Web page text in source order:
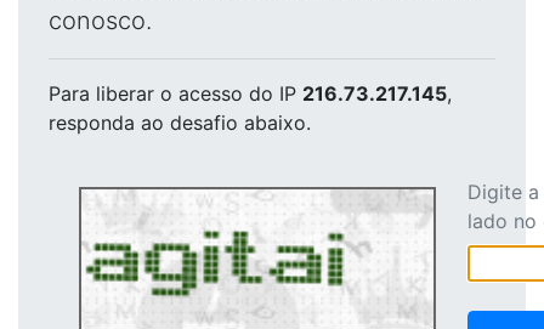
conosco.
Para liberar o acesso do IP 216.73.217.145,
responda ao desafio abaixo.
Digite
lado no